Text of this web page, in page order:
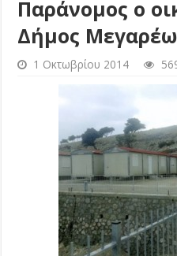
Παράνομος ο
Δήμος
1 Οκτωβρίου 2014